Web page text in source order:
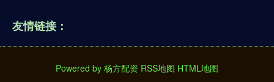
友情链接：
Powered by 杨方配资 RSS地图 HTML地图